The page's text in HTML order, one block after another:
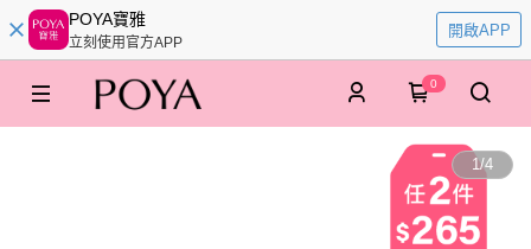
POYA寶雅
立刻使用官方APP
開啟APP
0
1/4